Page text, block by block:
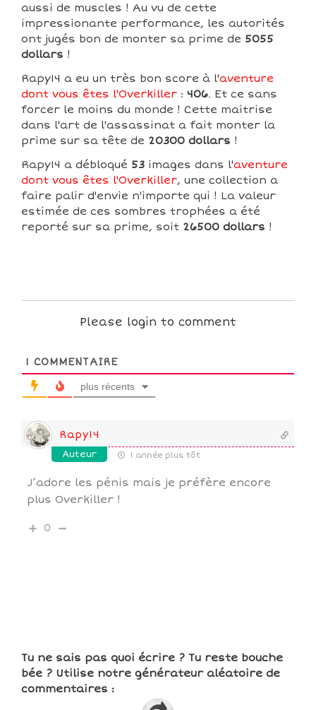
aussi de muscles ! Au vu de cette
impressionante performance, les autorités
ont jugés bon de monter sa prime de 5055
dollars !
Rapy14 a eu un très bon score à l'aventure
dont vous êtes l'Overkiller : 406. Et ce sans
forcer le moins du monde ! Cette maitrise
dans l'art de l'assassinat a fait monter la
prime sur sa tête de 20300 dollars !
Rapy14 a débloqué 53 images dans l'aventure
dont vous êtes l'Overkiller, une collection a
faire palir d'envie n'importe qui ! La valeur
estimée de ces sombres trophées a été
reporté sur sa prime, soit 26500 dollars !
Please login to comment
1 COMMENTAIRE
plus récents
Rapy14
Auteur 1 année plus tôt
J’adore les pénis mais je préfère encore
plus Overkiller !
0
Tu ne sais pas quoi écrire ? Tu reste bouche
bée ? Utilise notre générateur aléatoire de
commentaires :